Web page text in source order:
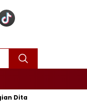
Rp25 Juta